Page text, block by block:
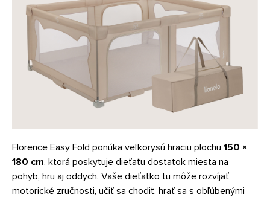
Florence Easy Fold ponúka veľkorysú hraciu plochu 150 ×
180 cm, ktorá poskytuje dieťaťu dostatok miesta na
pohyb, hru aj oddych. Vaše dieťatko tu môže rozvíjať
motorické zručnosti, učiť sa chodiť, hrať sa s obľúbenými